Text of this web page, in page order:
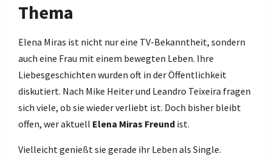
Thema
Elena Miras ist nicht nur eine TV-Bekanntheit, sondern
auch eine Frau mit einem bewegten Leben. Ihre
Liebesgeschichten wurden oft in der Öffentlichkeit
diskutiert. Nach Mike Heiter und Leandro Teixeira fragen
sich viele, ob sie wieder verliebt ist. Doch bisher bleibt
offen, wer aktuell Elena Miras Freund ist.
Vielleicht genießt sie gerade ihr Leben als Single.